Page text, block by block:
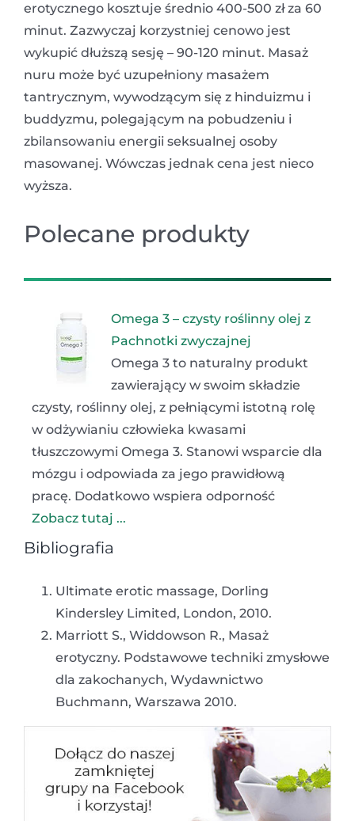
erotycznego kosztuje średnio 400-500 zł za 60
minut. Zazwyczaj korzystniej cenowo jest
wykupić dłuższą sesję – 90-120 minut. Masaż
nuru może być uzupełniony masażem
tantrycznym, wywodzącym się z hinduizmu i
buddyzmu, polegającym na pobudzeniu i
zbilansowaniu energii seksualnej osoby
masowanej. Wówczas jednak cena jest nieco
wyższa.
Polecane produkty
Omega 3 – czysty roślinny olej z
Pachnotki zwyczajnej
Omega 3 to naturalny produkt
zawierający w swoim składzie
czysty, roślinny olej, z pełniącymi istotną rolę
w odżywianiu człowieka kwasami
tłuszczowymi Omega 3. Stanowi wsparcie dla
mózgu i odpowiada za jego prawidłową
pracę. Dodatkowo wspiera odporność
Zobacz tutaj ...
Bibliografia
Ultimate erotic massage, Dorling
Kindersley Limited, London, 2010.
Marriott S., Widdowson R., Masaż
erotyczny. Podstawowe techniki zmysłowe
dla zakochanych, Wydawnictwo
Buchmann, Warszawa 2010.